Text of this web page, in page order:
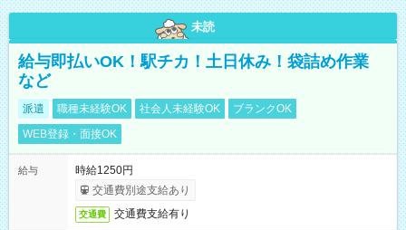
未読
給与即払いOK！駅チカ！土日休み！袋詰め作業
など
派遣 職種未経験OK 社会人未経験OK
ブランクOK
WEB登録・面接OK
給与
時給1250円
交通費別途支給あり
交通費 交通費支給有り